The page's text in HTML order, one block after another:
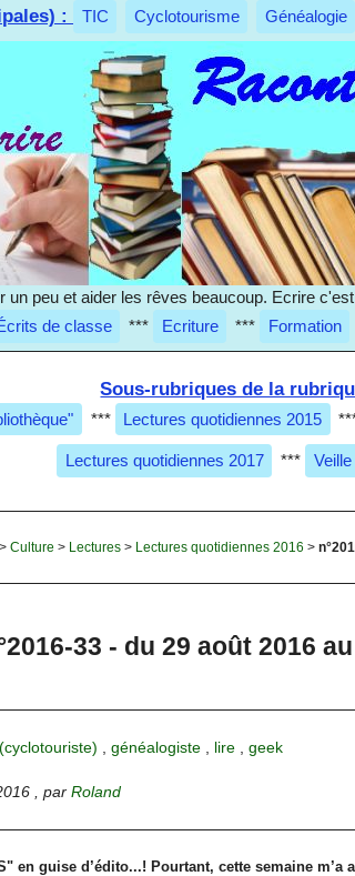
: TIC Cyclotourisme Généalogie
un peu et aider les rêves beaucoup. Ecrire
de classe *** Ecriture *** Formation
Sous-rubriques de la
*** Lectures quotidiennes 2015
Lectures quotidiennes 2017 ***
>Culture > Lectures > Lectures quotidiennes 2016 >
33 - du 29 août 2016
généalogiste, lire, geek
, par Roland
en guise d’édito...! Pourtant, cette semaine m’a